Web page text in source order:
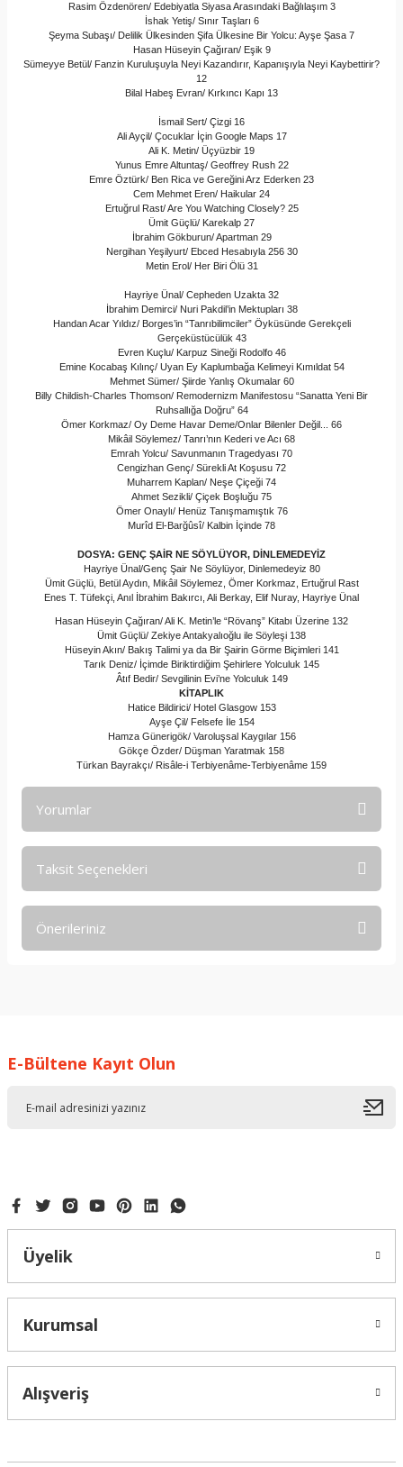
Rasim Özdenören/ Edebiyatla Siyasa Arasındaki Bağlılaşım 3
İshak Yetiş/ Sınır Taşları 6
Şeyma Subaşı/ Delilik Ülkesinden Şifa Ülkesine Bir Yolcu: Ayşe Şasa 7
Hasan Hüseyin Çağıran/ Eşik 9
Sümeyye Betül/ Fanzin Kuruluşuyla Neyi Kazandırır, Kapanışıyla Neyi Kaybettirir?
12
Bilal Habeş Evran/ Kırkıncı Kapı 13
İsmail Sert/ Çizgi 16
Ali Ayçil/ Çocuklar İçin Google Maps 17
Ali K. Metin/ Üçyüzbir 19
Yunus Emre Altuntaş/ Geoffrey Rush 22
Emre Öztürk/ Ben Rica ve Gereğini Arz Ederken 23
Cem Mehmet Eren/ Haikular 24
Ertuğrul Rast/ Are You Watching Closely? 25
Ümit Güçlü/ Karekalp 27
İbrahim Gökburun/ Apartman 29
Nergihan Yeşilyurt/ Ebced Hesabıyla 256 30
Metin Erol/ Her Biri Ölü 31
Hayriye Ünal/ Cepheden Uzakta 32
İbrahim Demirci/ Nuri Pakdil’in Mektupları 38
Handan Acar Yıldız/ Borges’in “Tanrıbilimciler” Öyküsünde Gerekçeli
Gerçeküstücülük 43
Evren Kuçlu/ Karpuz Sineği Rodolfo 46
Emine Kocabaş Kılınç/ Uyan Ey Kaplumbağa Kelimeyi Kımıldat 54
Mehmet Sümer/ Şiirde Yanlış Okumalar 60
Billy Childish-Charles Thomson/ Remodernizm Manifestosu “Sanatta Yeni Bir
Ruhsallığa Doğru” 64
Ömer Korkmaz/ Oy Deme Havar Deme/Onlar Bilenler Değil... 66
Mikâil Söylemez/ Tanrı’nın Kederi ve Acı 68
Emrah Yolcu/ Savunmanın Tragedyası 70
Cengizhan Genç/ Sürekli At Koşusu 72
Muharrem Kaplan/ Neşe Çiçeği 74
Ahmet Sezikli/ Çiçek Boşluğu 75
Ömer Onaylı/ Henüz Tanışmamıştık 76
Murîd El-Barğûsî/ Kalbin İçinde 78
DOSYA: GENÇ ŞAİR NE SÖYLÜYOR, DİNLEMEDEYİZ
Hayriye Ünal/Genç Şair Ne Söylüyor, Dinlemedeyiz 80
Ümit Güçlü, Betül Aydın, Mikâil Söylemez, Ömer Korkmaz, Ertuğrul Rast
Enes T. Tüfekçi, Anıl İbrahim Bakırcı, Ali Berkay, Elif Nuray, Hayriye Ünal
Hasan Hüseyin Çağıran/ Ali K. Metin’le “Rövanş” Kitabı Üzerine 132
Ümit Güçlü/ Zekiye Antakyalıoğlu ile Söyleşi 138
Hüseyin Akın/ Bakış Talimi ya da Bir Şairin Görme Biçimleri 141
Tarık Deniz/ İçimde Biriktirdiğim Şehirlere Yolculuk 145
Âtıf Bedir/ Sevgilinin Evi’ne Yolculuk 149
KİTAPLIK
Hatice Bildirici/ Hotel Glasgow 153
Ayşe Çil/ Felsefe İle 154
Hamza Günerigök/ Varoluşsal Kaygılar 156
Gökçe Özder/ Düşman Yaratmak 158
Türkan Bayrakçı/ Risâle-i Terbiyenâme-Terbiyenâme 159
Yorumlar
Taksit Seçenekleri
Önerileriniz
Ürün resmi kalitesiz, bozuk veya görüntülenemiyor.
E-Bültene Kayıt Olun
Üyelik
Kurumsal
Alışveriş